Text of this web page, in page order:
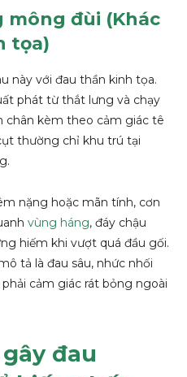
đùi (Khác
tọa)
này với đau thần kinh tọa.
phát từ thắt lưng và chạy
chân kèm theo cảm giác tê
thường chỉ khu trú tại
nặng hoặc mãn tính, cơn
vùng háng, đáy chậu
hiếm khi vượt quá đầu gối.
tả là đau sâu, nhức nhối
cảm giác rát bỏng ngoài
đau